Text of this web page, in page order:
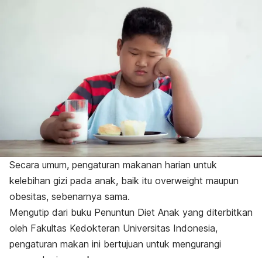
Secara umum, pengaturan makanan harian untuk
kelebihan gizi pada anak, baik itu overweight maupun
obesitas, sebenarnya sama.
Mengutip dari buku Penuntun Diet Anak yang diterbitkan
oleh Fakultas Kedokteran Universitas Indonesia,
pengaturan makan ini bertujuan untuk mengurangi